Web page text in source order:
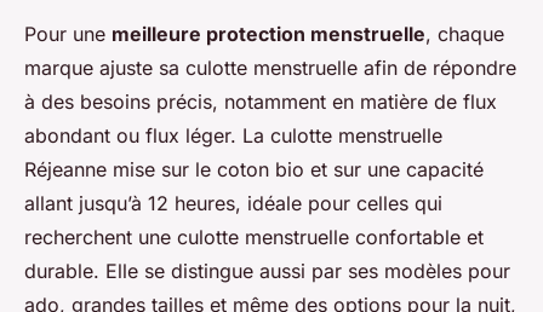
Pour une meilleure protection menstruelle, chaque
marque ajuste sa culotte menstruelle afin de répondre
à des besoins précis, notamment en matière de flux
abondant ou flux léger. La culotte menstruelle
Réjeanne mise sur le coton bio et sur une capacité
allant jusqu’à 12 heures, idéale pour celles qui
recherchent une culotte menstruelle confortable et
durable. Elle se distingue aussi par ses modèles pour
ado, grandes tailles et même des options pour la nuit,